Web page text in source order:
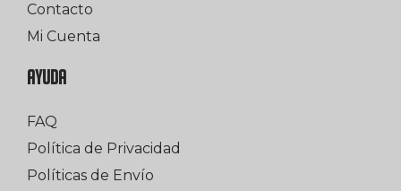
Contacto
Mi Cuenta
AYUDA
FAQ
Política de Privacidad
Políticas de Envío